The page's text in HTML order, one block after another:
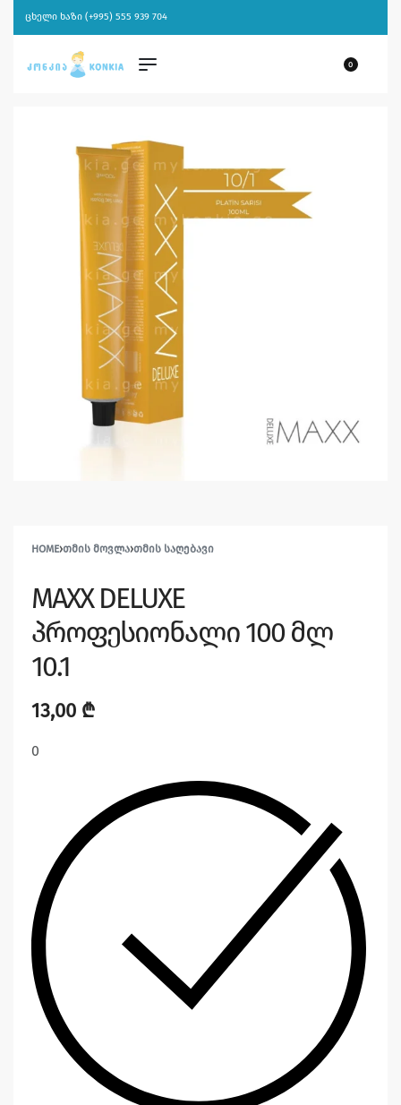
ცხელი ხაზი (+995) 555 939 704
0
HOME›ᲗᲛᲘᲡ ᲛᲝᲕᲚᲐ›ᲗᲛᲘᲡ ᲡᲐᲦᲔᲑᲐᲕᲘ
MAXX DELUXE
პროფესიონალი 100 მლ
10.1
13,00 ₾
0